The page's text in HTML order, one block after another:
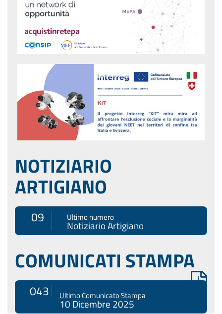
NOTIZIARIO
ARTIGIANO
09 Ultimo numero
Notiziario Artigiano
COMUNICATI STAMPA
043 Ultimo Comunicato Stampa
10 Dicembre 2025